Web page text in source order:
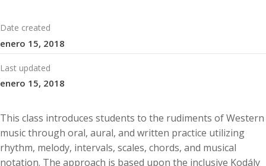
Date created
enero 15, 2018
Last updated
enero 15, 2018
This class introduces students to the rudiments of Western
music through oral, aural, and written practice utilizing
rhythm, melody, intervals, scales, chords, and musical
notation. The approach is based upon the inclusive Kodály